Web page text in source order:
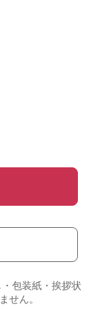
包装紙・挨拶状
せん。